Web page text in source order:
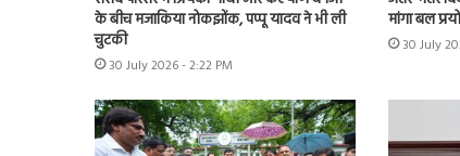
के बीच मजाकिया नोकझोंक, पप्पू यादव ने भी ली
चुटकी
30 July 2026 - 2:22 PM
मांगा बल
30 July